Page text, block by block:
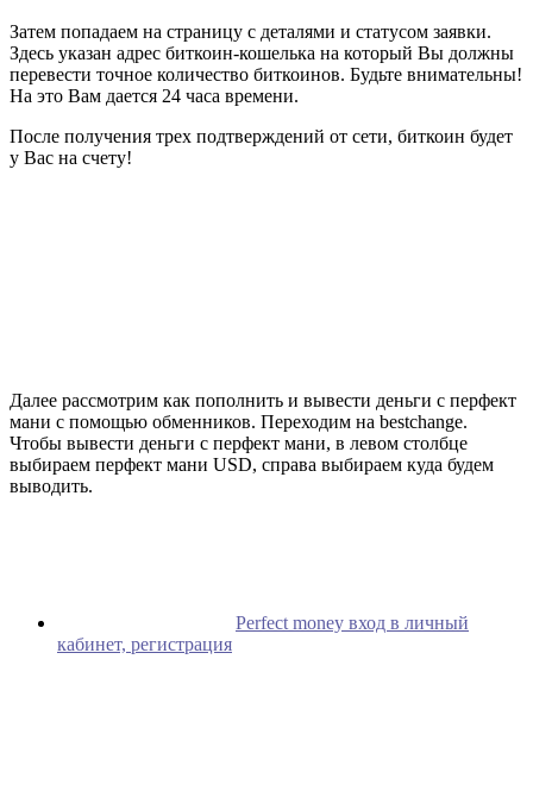
Затем попадаем на страницу с деталями и статусом заявки.
Здесь указан адрес биткоин-кошелька на который Вы должны
перевести точное количество биткоинов. Будьте внимательны!
На это Вам дается 24 часа времени.
После получения трех подтверждений от сети, биткоин будет
у Вас на счету!
Далее рассмотрим как пополнить и вывести деньги с перфект
мани с помощью обменников. Переходим на bestchange.
Чтобы вывести деньги с перфект мани, в левом столбце
выбираем перфект мани USD, справа выбираем куда будем
выводить.
Perfect money вход в личный
кабинет, регистрация